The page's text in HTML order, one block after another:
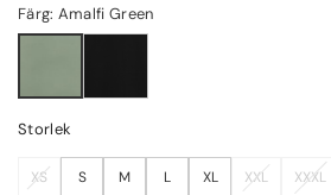
Färg: Amalfi Green
Storlek
XS S M L XL XXL XXXL